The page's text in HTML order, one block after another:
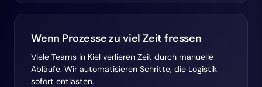
Wenn Prozesse zu viel Zeit fressen
Viele Teams in Kiel verlieren Zeit durch manuelle
Abläufe. Wir automatisieren Schritte, die Logistik
sofort entlasten.